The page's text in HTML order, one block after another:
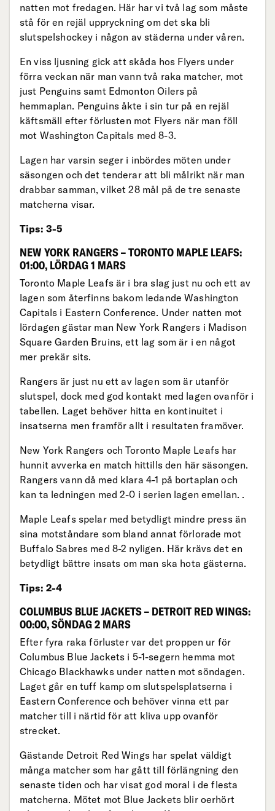
natten mot fredagen. Här har vi två lag som måste
stå för en rejäl uppryckning om det ska bli
slutspelshockey i någon av städerna under våren.
En viss ljusning gick att skåda hos Flyers under
förra veckan när man vann två raka matcher, mot
just Penguins samt Edmonton Oilers på
hemmaplan. Penguins åkte i sin tur på en rejäl
käftsmäll efter förlusten mot Flyers när man föll
mot Washington Capitals med 8-3.
Lagen har varsin seger i inbördes möten under
säsongen och det tenderar att bli målrikt när man
drabbar samman, vilket 28 mål på de tre senaste
matcherna visar.
Tips: 3-5
NEW YORK RANGERS – TORONTO MAPLE LEAFS:
01:00, LÖRDAG 1 MARS
Toronto Maple Leafs är i bra slag just nu och ett av
lagen som återfinns bakom ledande Washington
Capitals i Eastern Conference. Under natten mot
lördagen gästar man New York Rangers i Madison
Square Garden Bruins, ett lag som är i en något
mer prekär sits.
Rangers är just nu ett av lagen som är utanför
slutspel, dock med god kontakt med lagen ovanför i
tabellen. Laget behöver hitta en kontinuitet i
insatserna men framför allt i resultaten framöver.
New York Rangers och Toronto Maple Leafs har
hunnit avverka en match hittills den här säsongen.
Rangers vann då med klara 4-1 på bortaplan och
kan ta ledningen med 2-0 i serien lagen emellan. .
Maple Leafs spelar med betydligt mindre press än
sina motståndare som bland annat förlorade mot
Buffalo Sabres med 8-2 nyligen. Här krävs det en
betydligt bättre insats om man ska hota gästerna.
Tips: 2-4
COLUMBUS BLUE JACKETS – DETROIT RED WINGS:
00:00, SÖNDAG 2 MARS
Efter fyra raka förluster var det proppen ur för
Columbus Blue Jackets i 5-1-segern hemma mot
Chicago Blackhawks under natten mot söndagen.
Laget går en tuff kamp om slutspelsplatserna i
Eastern Conference och behöver vinna ett par
matcher till i närtid för att kliva upp ovanför
strecket.
Gästande Detroit Red Wings har spelat väldigt
många matcher som har gått till förlängning den
senaste tiden och har visat god moral i de flesta
matcherna. Mötet mot Blue Jackets blir oerhört